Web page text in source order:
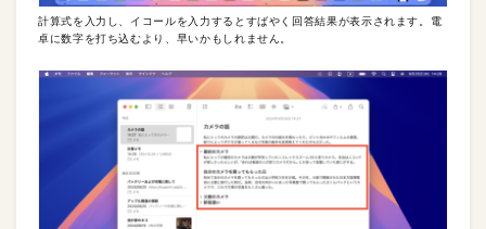
計算式を入力し、イコールを入力するとすばやく回答結果が表示されます。電
卓に数字を打ち込むより、早いかもしれません。